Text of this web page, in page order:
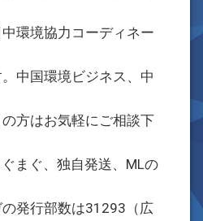
環境協力コーディネー
中国環境ビジネス、中
方はお気軽にご相談下
まぐ、独自発送、MLの
発行部数は31293（広